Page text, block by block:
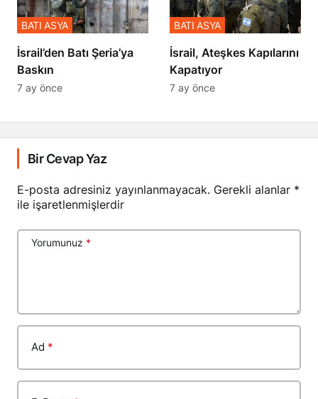
​​​​​​​İsrail’den Batı Şeria’ya
Baskın
BATI ASYA
7 ay önce
İsrail, Ateşkes Kapılarını
Kapatıyor
BATI ASYA
7 ay önce
Bir Cevap Yaz
E-posta adresiniz yayınlanmayacak. Gerekli alanlar *
ile işaretlenmişlerdir
Yorumunuz *
Ad *